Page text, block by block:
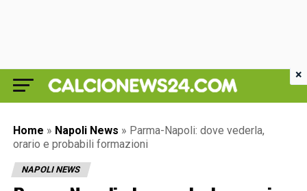
Home » Napoli News » Parma-Napoli: dove vederla,
orario e probabili formazioni
NAPOLI NEWS
×